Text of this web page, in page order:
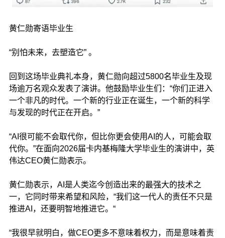
黄仁勋寄语毕业生
“别怕未来，去塑造它” 。
回到这场毕业典礼本身，黄仁勋向超过5800名毕业生及现
场逾万名观众发表了演讲。他鼓励毕业生们：“你们正进入
一个非凡的时代。一个新的行业正在诞生，一个新的科学
与发现的时代正在开启。”
“AI很可能不会取代你，但比你更会使用AI的人，可能会取
代你。”在面向2026届卡内基梅隆大学毕业生的演讲中，英
伟达CEO黄仁勋表示。
黄仁勋表示，AI是人类迄今创造出来的最强大的技术之
一，它同时带来希望和风险，“我们这一代人的责任不只是
推进AI，还要明智地推进它。“
“我很早就明白，做CEO更多不意味着权力，而是意味着责